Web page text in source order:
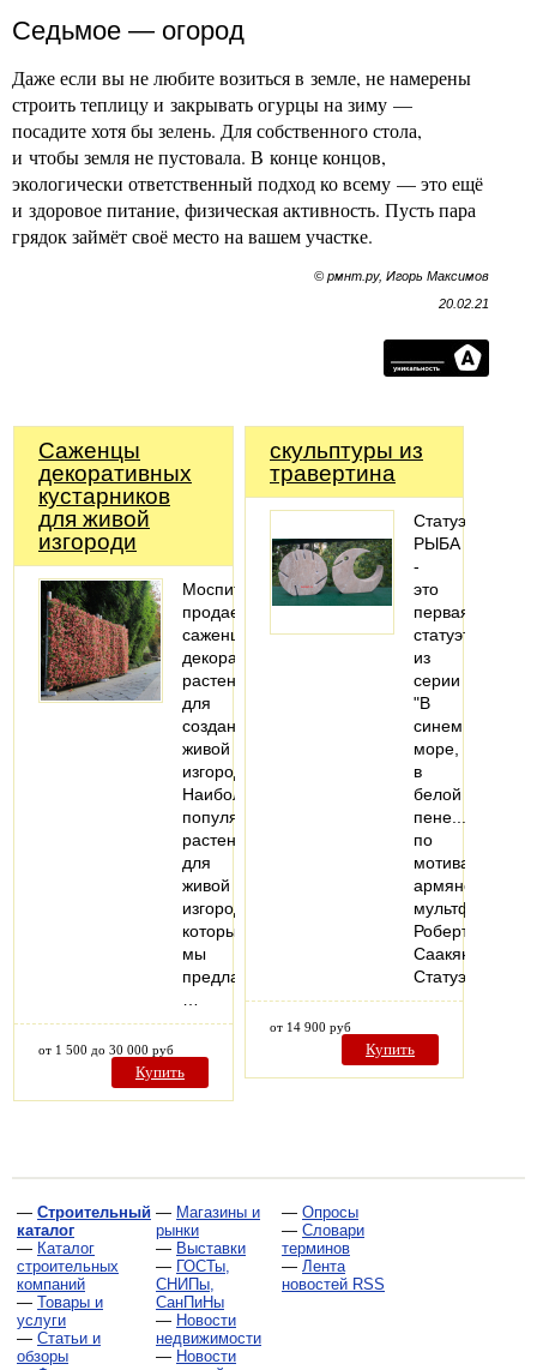
Седьмое — огород
Даже если вы не любите возиться в земле, не намерены
строить теплицу и закрывать огурцы на зиму —
посадите хотя бы зелень. Для собственного стола,
и чтобы земля не пустовала. В конце концов,
экологически ответственный подход ко всему — это ещё
и здоровое питание, физическая активность. Пусть пара
грядок займёт своё место на вашем участке.
© рмнт.ру, Игорь Максимов
20.02.21
Саженцы
декоративных
кустарников
для живой
изгороди
Моспитомник
продает
саженцы
декоративных
растений
для
создания
живой
изгороди.
Наиболее
популярные
растения
для
живой
изгороди,
которые
мы
предлагаем:
от 1 500 до 30 000 руб
Купить
скульптуры из
травертина
Статуэтка
РЫБА
-
это
первая
статуэтка
из
серии
"В
синем
море,
в
белой
пене..."
по
мотивам
армянского
мультфильма
Роберта
Саакянца.
Статуэтка…
от 14 900 руб
Купить
— Строительный
каталог
— Каталог
строительных
компаний
— Товары и
услуги
— Статьи и
обзоры
— Магазины и
рынки
— Выставки
— ГОСТы,
СНИПы,
СанПиНы
— Новости
недвижимости
— Новости
— Опросы
— Словари
терминов
— Лента
новостей RSS